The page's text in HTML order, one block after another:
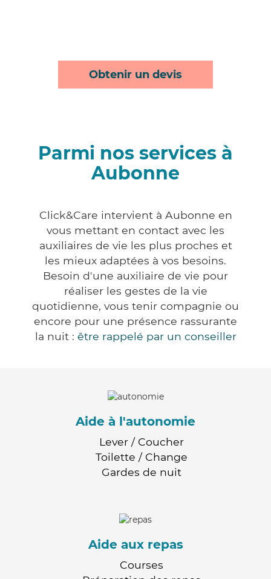
Obtenir un devis
Parmi nos services à
Aubonne
Click&Care intervient à Aubonne en
vous mettant en contact avec les
auxiliaires de vie les plus proches et
les mieux adaptées à vos besoins.
Besoin d'une auxiliaire de vie pour
réaliser les gestes de la vie
quotidienne, vous tenir compagnie ou
encore pour une présence rassurante
la nuit : être rappelé par un conseiller
Aide à l'autonomie
Lever / Coucher
Toilette / Change
Gardes de nuit
Aide aux repas
Courses